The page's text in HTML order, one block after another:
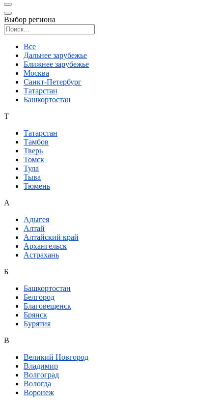
Выбор региона
Все
Дальнее зарубежье
Ближнее зарубежье
Москва
Санкт-Петербург
Татарстан
Башкортостан
Т
Татарстан
Тамбов
Тверь
Томск
Тула
Тыва
Тюмень
А
Адыгея
Алтай
Алтайский край
Архангельск
Астрахань
Б
Башкортостан
Белгород
Благовещенск
Брянск
Бурятия
В
Великий Новгород
Владимир
Волгоград
Вологда
Воронеж